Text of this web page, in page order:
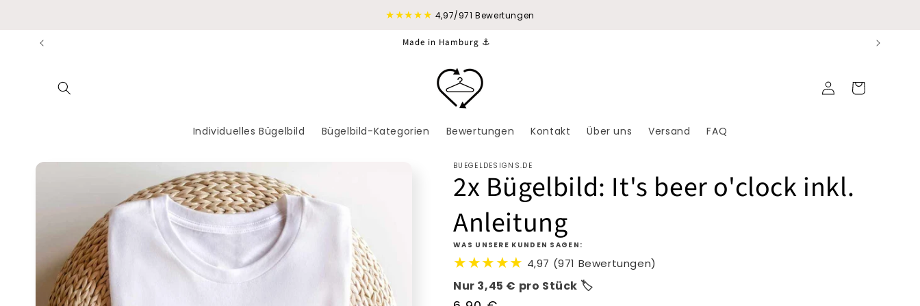
★★★★★ 4,97/971 Bewertungen
Made in Hamburg ⚓
Individuelles Bügelbild Bügelbild-Kategorien Bewertungen Kontakt Über uns Versand FAQ
EinloggenWarenkorb
Zu
BUEGELDESIGNS.DE
2x Bügelbild: It's beer o'clock inkl.
Anleitung
WAS UNSERE KUNDEN SAGEN:
★★★★★ 4,97 (971 Bewertungen)
Nur 3,45 € pro Stück 🏷️